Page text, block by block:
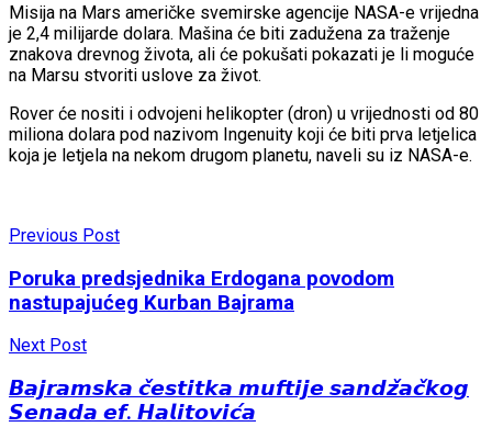
Misija na Mars američke svemirske agencije NASA-e vrijedna
je 2,4 milijarde dolara. Mašina će biti zadužena za traženje
znakova drevnog života, ali će pokušati pokazati je li moguće
na Marsu stvoriti uslove za život.
Rover će nositi i odvojeni helikopter (dron) u vrijednosti od 80
miliona dolara pod nazivom Ingenuity koji će biti prva letjelica
koja je letjela na nekom drugom planetu, naveli su iz NASA-e.
Previous Post
Poruka predsjednika Erdogana povodom
nastupajućeg Kurban Bajrama
Next Post
𝘽𝙖𝙟𝙧𝙖𝙢𝙨𝙠𝙖 𝙘̌𝙚𝙨𝙩𝙞𝙩𝙠𝙖 𝙢𝙪𝙛𝙩𝙞𝙟𝙚 𝙨𝙖𝙣𝙙𝙯̌𝙖𝙘̌𝙠𝙤𝙜
𝙎𝙚𝙣𝙖𝙙𝙖 𝙚𝙛. 𝙃𝙖𝙡𝙞𝙩𝙤𝙫𝙞𝙘́𝙖